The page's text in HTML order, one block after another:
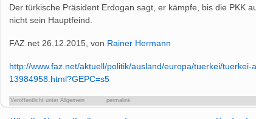
Der türkische Präsident Erdogan sagt, er kämpfe, bis die PKK
nicht sein Hauptfeind.
FAZ net 26.12.2015, von Rainer Hermann
http://www.faz.net/aktuell/politik/ausland/europa/tuerkei/
13984958.html?GEPC=s5
Veröffentlicht unter Allgemein permalink